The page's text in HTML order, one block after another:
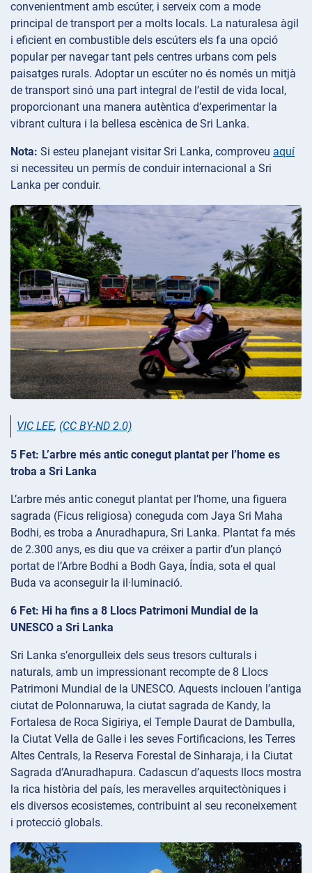
convenientment amb escúter, i serveix com a mode
principal de transport per a molts locals. La naturalesa àgil
i eficient en combustible dels escúters els fa una opció
popular per navegar tant pels centres urbans com pels
paisatges rurals. Adoptar un escúter no és només un mitjà
de transport sinó una part integral de l’estil de vida local,
proporcionant una manera autèntica d’experimentar la
vibrant cultura i la bellesa escènica de Sri Lanka.
Nota: Si esteu planejant visitar Sri Lanka, comproveu aquí
si necessiteu un permís de conduir internacional a Sri
Lanka per conduir.
VIC LEE, (CC BY-ND 2.0)
5 Fet: L’arbre més antic conegut plantat per l’home es
troba a Sri Lanka
L’arbre més antic conegut plantat per l’home, una figuera
sagrada (Ficus religiosa) coneguda com Jaya Sri Maha
Bodhi, es troba a Anuradhapura, Sri Lanka. Plantat fa més
de 2.300 anys, es diu que va créixer a partir d’un plançó
portat de l’Arbre Bodhi a Bodh Gaya, Índia, sota el qual
Buda va aconseguir la il·luminació.
6 Fet: Hi ha fins a 8 Llocs Patrimoni Mundial de la
UNESCO a Sri Lanka
Sri Lanka s’enorgulleix dels seus tresors culturals i
naturals, amb un impressionant recompte de 8 Llocs
Patrimoni Mundial de la UNESCO. Aquests inclouen l’antiga
ciutat de Polonnaruwa, la ciutat sagrada de Kandy, la
Fortalesa de Roca Sigiriya, el Temple Daurat de Dambulla,
la Ciutat Vella de Galle i les seves Fortificacions, les Terres
Altes Centrals, la Reserva Forestal de Sinharaja, i la Ciutat
Sagrada d’Anuradhapura. Cadascun d’aquests llocs mostra
la rica història del país, les meravelles arquitectòniques i
els diversos ecosistemes, contribuint al seu reconeixement
i protecció globals.